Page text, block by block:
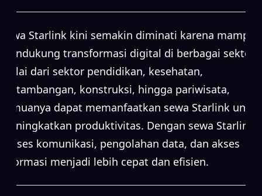
Sewa Starlink kini semakin diminati karena mampu
mendukung transformasi digital di berbagai sektor.
Mulai dari sektor pendidikan, kesehatan,
pertambangan, konstruksi, hingga pariwisata,
semuanya dapat memanfaatkan sewa Starlink untuk
meningkatkan produktivitas. Dengan sewa Starlink,
proses komunikasi, pengolahan data, dan akses
informasi menjadi lebih cepat dan efisien.